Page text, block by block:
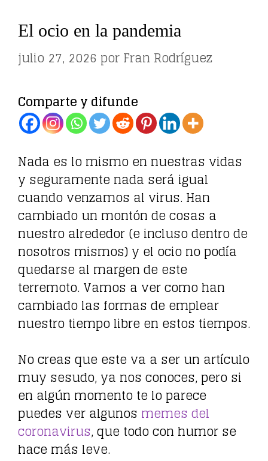
El ocio en la pandemia
julio 27, 2026 porFran Rodríguez
Comparte y difunde
Nada es lo mismo en nuestras vidas
y seguramente nada será igual
cuando venzamos al virus. Han
cambiado un montón de cosas a
nuestro alrededor (e incluso dentro de
nosotros mismos) y el ocio no podía
quedarse al margen de este
terremoto. Vamos a ver como han
cambiado las formas de emplear
nuestro tiempo libre en estos tiempos.
No creas que este va a ser un artículo
muy sesudo, ya nos conoces, pero si
en algún momento te lo parece
puedes ver algunos memes del
coronavirus, que todo con humor se
hace más leve.